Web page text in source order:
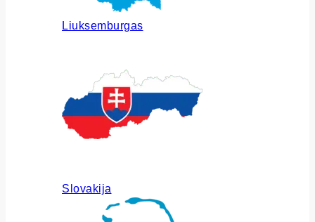
Liuksemburgas
Slovakija